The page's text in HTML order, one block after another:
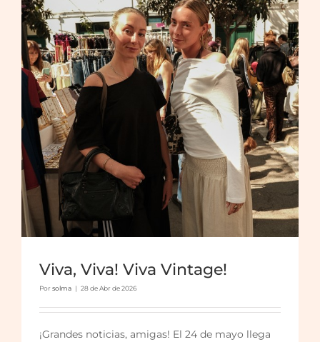
Viva, Viva! Viva Vintage!
Porsolma | 28 de Abr de 2026
¡Grandes noticias, amigas! El 24 de mayo llega
Viva Vintage a la Fresca